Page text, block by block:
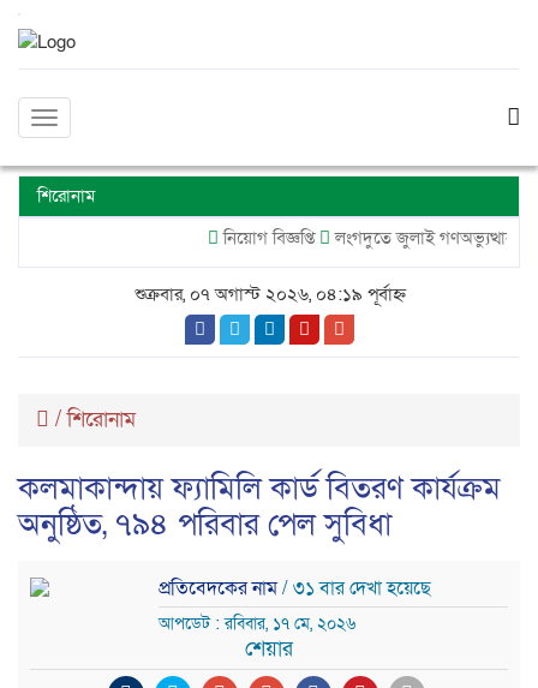
Toggle
শিরোনাম
নিয়োগ বিজ্ঞপ্তি
লংগদুতে জুলাই গণঅভ্যুত্থান
শুক্রবার, ০৭ অগাস্ট ২০২৬, ০৪:১৯ পূর্বাহ্ন
/শিরোনাম
কলমাকান্দায় ফ্যামিলি কার্ড বিতরণ কার্যক্রম
অনুষ্ঠিত, ৭৯৪ পরিবার পেল সুবিধা
প্রতিবেদকের নাম/ ৩১ বার দেখা হয়েছে
আপডেট : রবিবার, ১৭ মে, ২০২৬
শেয়ার